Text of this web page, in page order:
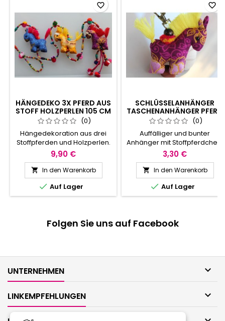
HÄNGEDEKO 3X PFERD AUS
STOFF HOLZPERLEN 105 CM
- HÄNGEDEKO5040
(0)
Hängedekoration aus drei
Stoffpferden und Holzperlen.
9,90 €
 In den Warenkorb
 Auf Lager
favorite_border
SCHLÜSSELANHÄNGER
TASCHENANHÄNGER PFERD
- HÄNGEDECO5546
(0)
Auffälliger und bunter
Anhänger mit Stoffpferdchen.
3,30 €
 In den Warenkorb
 Auf Lager
favorite_border
Folgen Sie uns auf Facebook
UNTERNEHMEN 
LINKEMPFEHLUNGEN 